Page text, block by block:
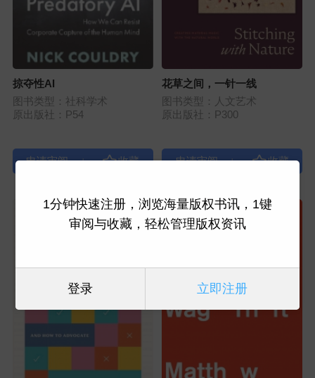
掠夺性AI
图书类型：社科学术
原出版社：P54
|
花草之间，一针一线
图书类型：人文艺术
原出版社：P300
|
1分钟快速注册，浏览海量版权书讯，1键
审阅与收藏，轻松管理版权资讯
登录 立即注册